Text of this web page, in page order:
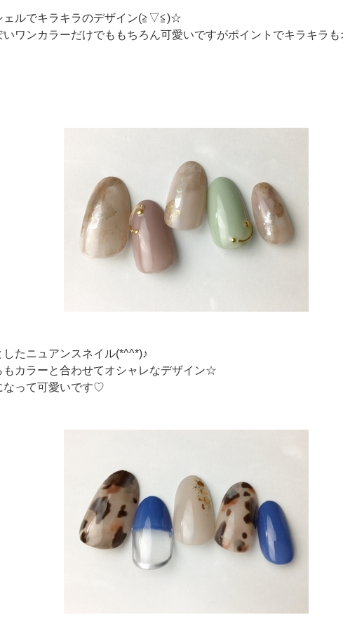
ェルでキラキラのデザイン(≧▽≦)☆
ワンカラーだけでももちろん可愛いですがポイントでキラキラも
たニュアンスネイル(*^^*)♪
もカラーと合わせてオシャレなデザイン☆
なって可愛いです♡